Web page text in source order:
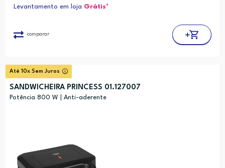
Levantamento em loja Grátis*
comparar
Até 10x Sem Juros
SANDWICHEIRA PRINCESS 01.127007
Potência 800 W | Anti-aderente